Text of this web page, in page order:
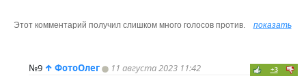
Этот комментарий получил слишком много голосов против. показать
№9 ↑ ФотоОлег 11 августа 2023 11:42 +3